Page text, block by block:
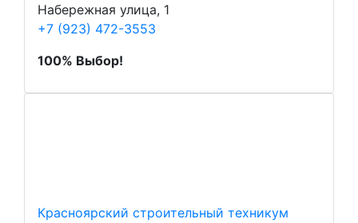
Набережная улица, 1
+7 (923) 472-3553
100% Выбор!
Красноярский строительный техникум